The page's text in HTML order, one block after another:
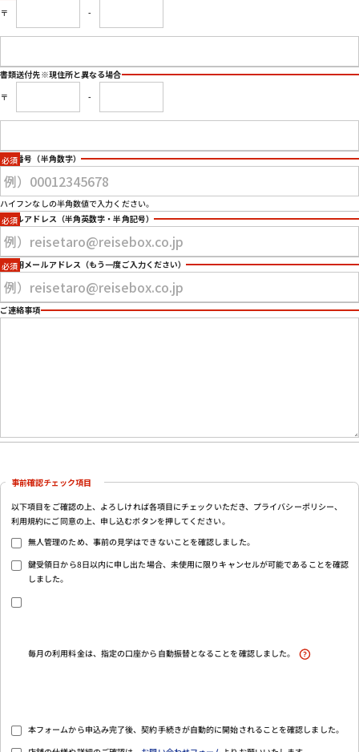
〒
-
書類送付先※現住所と異なる場合
〒
-
電話番号 （半角数字）
ハイフンなしの半角数値で入力ください。
メールアドレス （半角英数字・半角記号）
確認用メールアドレス （もう一度ご入力ください）
ご連絡事項
事前確認チェック項目
以下項目をご確認の上、よろしければ各項目にチェックいただき、プライバシーポリシー、
利用規約にご同意の上、申し込むボタンを押してください。
無人管理のため、事前の見学はできないことを確認しました。
鍵受領日から8日以内に申し出た場合、未使用に限りキャンセルが可能であることを確認
しました。
毎月の利用料金は、指定の口座から自動振替となることを確認しました。
本フォームから申込み完了後、契約手続きが自動的に開始されることを確認しました。